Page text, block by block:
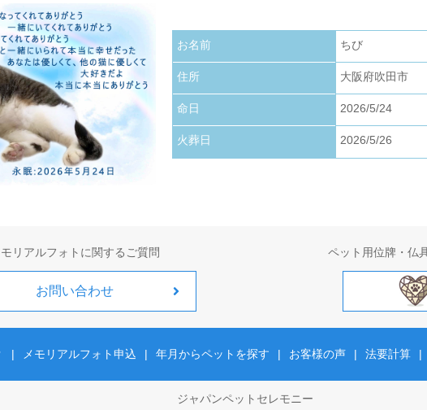
お写真アップロードいたしました。
2026.01.22
お写真アップロードいたしました。
2026.01.01
お名前 ちび
住所 大阪府吹田市
命日 2026/5/24
火葬日 2026/5/26
モリアルフォトに関するご質問
お問い合わせ
ペット用位牌・仏
| メモリアルフォト申込 | 年月からペットを探す | お客様の声 | 法要計算 |
ジャパンペットセレモニー